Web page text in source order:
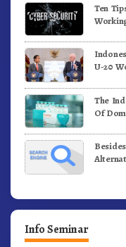
Ten
U-20
The
Of
Info Seminar